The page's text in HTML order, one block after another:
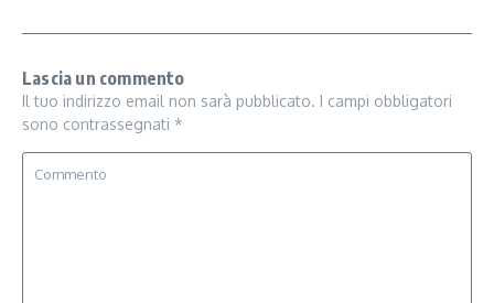
Lascia un commento
Il tuo indirizzo email non sarà pubblicato. I campi obbligatori
sono contrassegnati *